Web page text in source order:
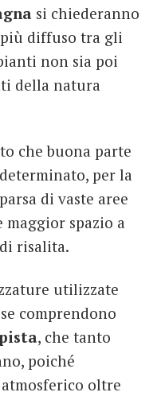
si chiederanno
diffuso tra gli
non sia poi
della natura
che buona parte
per la
di vaste aree
spazio a
risalita.
utilizzate
comprendono
, che tanto
poiché
oltre